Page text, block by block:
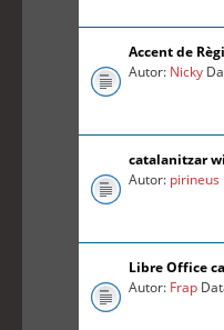
Accent de
Autor: Nicky
catalanitzar
Autor: pirineus
Libre Office
Autor: Frap